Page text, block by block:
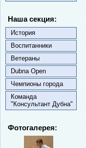
Наша секция:
История
Воспитанники
Ветераны
Dubna Open
Чемпионы города
Команда
"Консультант Дубна"
Фотогалерея: